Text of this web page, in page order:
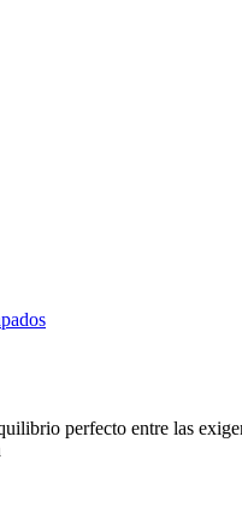
perfecto entre las